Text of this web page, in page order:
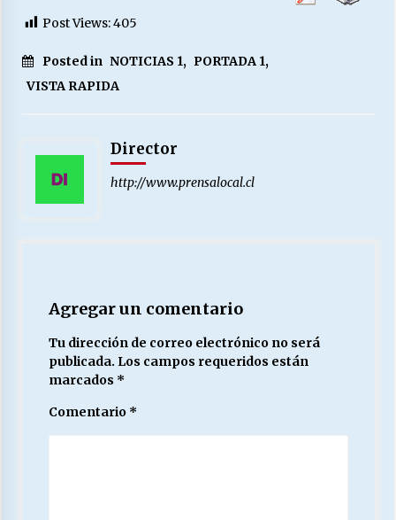
Post Views:405
Posted in NOTICIAS 1, PORTADA 1,
VISTA RAPIDA
Director
http://www.prensalocal.cl
Agregar un comentario
Tu dirección de correo electrónico no será
publicada. Los campos requeridos están
marcados *
Comentario *